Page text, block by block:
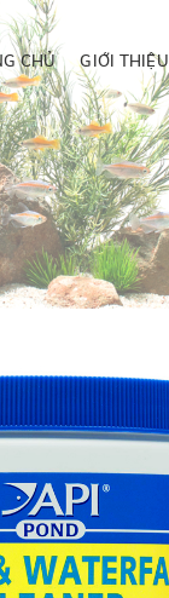
CHỦ GIỚI THIỆU